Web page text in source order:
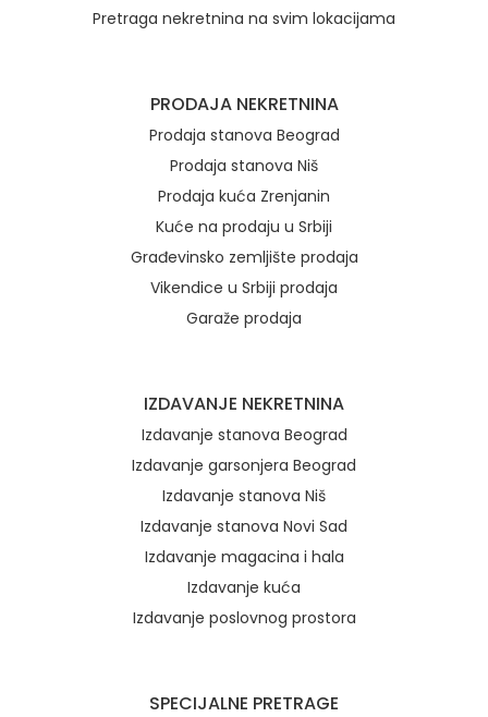
Pretraga nekretnina na svim lokacijama
PRODAJA NEKRETNINA
Prodaja stanova Beograd
Prodaja stanova Niš
Prodaja kuća Zrenjanin
Kuće na prodaju u Srbiji
Građevinsko zemljište prodaja
Vikendice u Srbiji prodaja
Garaže prodaja
IZDAVANJE NEKRETNINA
Izdavanje stanova Beograd
Izdavanje garsonjera Beograd
Izdavanje stanova Niš
Izdavanje stanova Novi Sad
Izdavanje magacina i hala
Izdavanje kuća
Izdavanje poslovnog prostora
SPECIJALNE PRETRAGE